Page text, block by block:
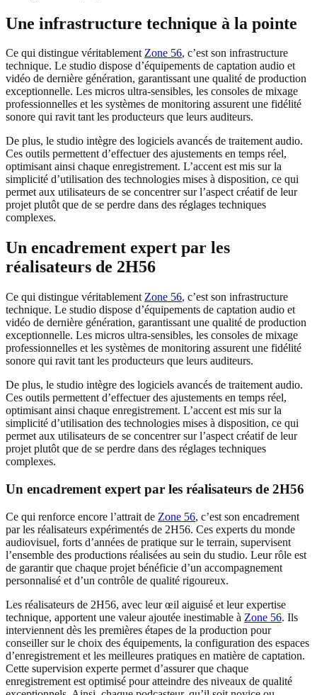
Une infrastructure technique à la pointe
Ce qui distingue véritablementZone 56, c’est son infrastructure
technique. Le studio dispose d’équipements de captation audio et
vidéo de dernière génération, garantissant une qualité de production
exceptionnelle. Les micros ultra-sensibles, les consoles de mixage
professionnelles et les systèmes de monitoring assurent une fidélité
sonore qui ravit tant les producteurs que leurs auditeurs.
De plus, le studio intègre des logiciels avancés de traitement audio.
Ces outils permettent d’effectuer des ajustements en temps réel,
optimisant ainsi chaque enregistrement. L’accent est mis sur la
simplicité d’utilisation des technologies mises à disposition, ce qui
permet aux utilisateurs de se concentrer sur l’aspect créatif de leur
projet plutôt que de se perdre dans des réglages techniques
complexes.
Un encadrement expert par les
réalisateurs de 2H56
Ce qui distingue véritablement Zone 56, c’est son infrastructure
technique. Le studio dispose d’équipements de captation audio et
vidéo de dernière génération, garantissant une qualité de production
exceptionnelle. Les micros ultra-sensibles, les consoles de mixage
professionnelles et les systèmes de monitoring assurent une fidélité
sonore qui ravit tant les producteurs que leurs auditeurs.
De plus, le studio intègre des logiciels avancés de traitement audio.
Ces outils permettent d’effectuer des ajustements en temps réel,
optimisant ainsi chaque enregistrement. L’accent est mis sur la
simplicité d’utilisation des technologies mises à disposition, ce qui
permet aux utilisateurs de se concentrer sur l’aspect créatif de leur
projet plutôt que de se perdre dans des réglages techniques
complexes.
Un encadrement expert par les réalisateurs de 2H56
Ce qui renforce encore l’attrait de Zone 56, c’est son encadrement
par les réalisateurs expérimentés de 2H56. Ces experts du monde
audiovisuel, forts d’années de pratique sur le terrain, supervisent
l’ensemble des productions réalisées au sein du studio. Leur rôle est
de garantir que chaque projet bénéficie d’un accompagnement
personnalisé et d’un contrôle de qualité rigoureux.
Les réalisateurs de 2H56, avec leur œil aiguisé et leur expertise
technique, apportent une valeur ajoutée inestimable à Zone 56. Ils
interviennent dès les premières étapes de la production pour
conseiller sur le choix des équipements, la configuration des espaces
d’enregistrement et les meilleures pratiques en matière de captation.
Cette supervision experte permet d’assurer que chaque
enregistrement est optimisé pour atteindre des niveaux de qualité